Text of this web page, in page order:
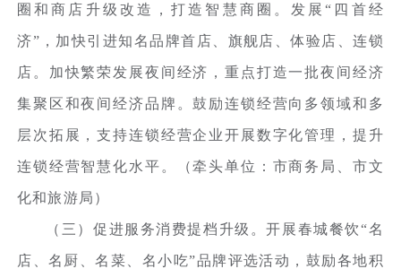
圈和商店升级改造，打造智慧商圈。发展“四首经
济”，加快引进知名品牌首店、旗舰店、体验店、连锁
店。加快繁荣发展夜间经济，重点打造一批夜间经济
集聚区和夜间经济品牌。鼓励连锁经营向多领域和多
层次拓展，支持连锁经营企业开展数字化管理，提升
连锁经营智慧化水平。（牵头单位：市商务局、市文
化和旅游局）
（三）促进服务消费提档升级。开展春城餐饮“名
店、名厨、名菜、名小吃”品牌评选活动，鼓励各地积